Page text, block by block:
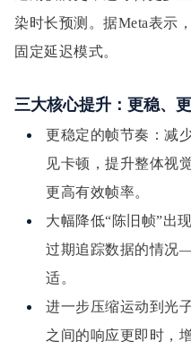
染时长预测。据Meta表示
固定延迟模式。
三大核心提升：更稳、
更稳定的帧节奏：减
见卡顿，提升整体视
更高有效帧率。
大幅降低“陈旧帧”出
过期追踪数据的情况
适。
进一步压缩运动到光
之间的响应更即时，